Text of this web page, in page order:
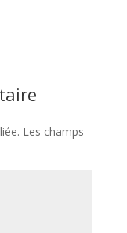
Les champs